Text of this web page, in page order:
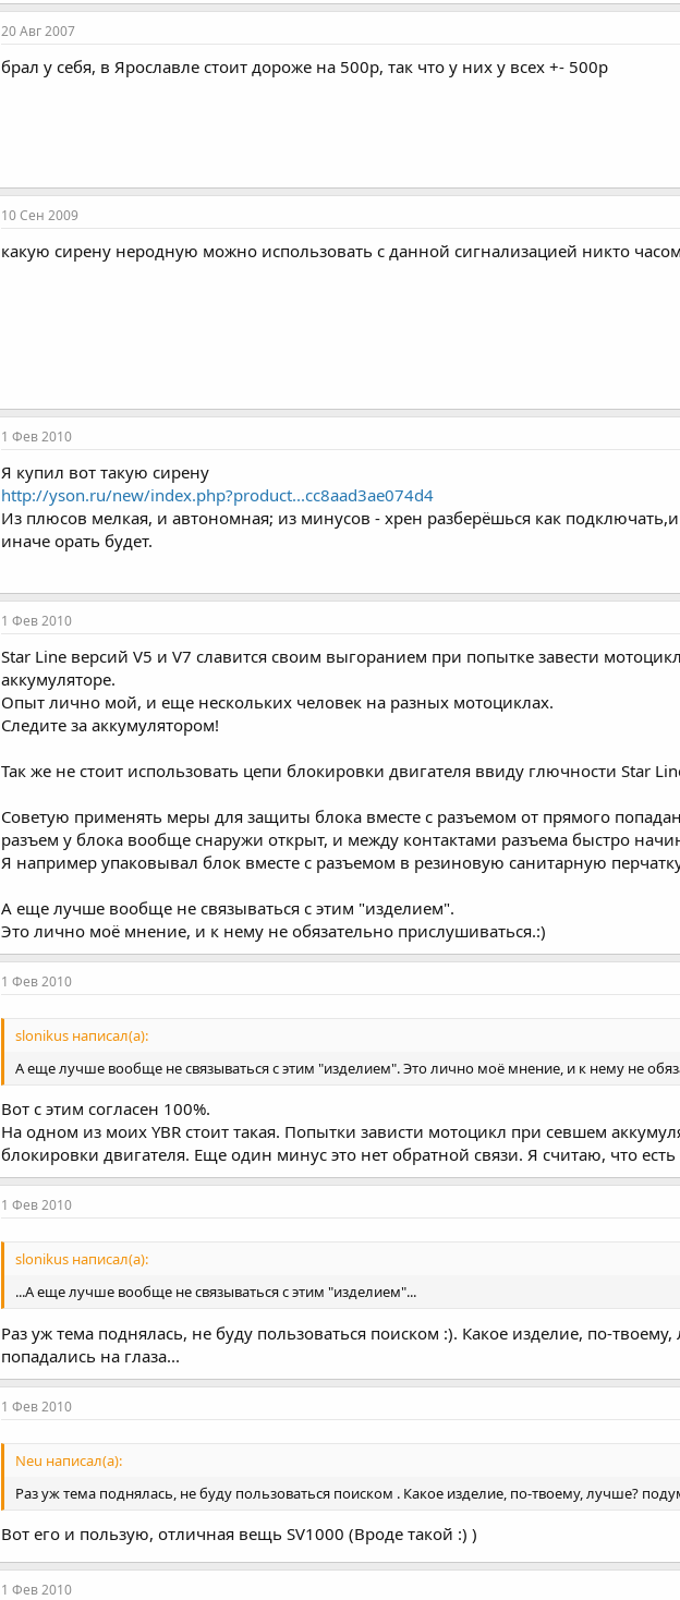
20 Авг 2007
брал у себя, в Ярославле стоит дороже на 500р, так что у них у всех +- 500р
10 Сен 2009
какую сирену неродную можно использовать с данной сигнализацией никто
1 Фев 2010
Я купил вот такую сирену
http://yson.ru/new/index.php?product...cc8aad3ae074d4
Из плюсов мелкая, и автономная; из минусов - хрен разберёшься как
иначе орать будет.
1 Фев 2010
Star Line версий V5 и V7 славится своим выгоранием при попытке завести
аккумуляторе.
Опыт лично мой, и еще нескольких человек на разных мотоциклах.
Следите за аккумулятором!
Так же не стоит использовать цепи блокировки двигателя ввиду глючности Star
Советую применять меры для защиты блока вместе с разъемом от прямого
разъем у блока вообще снаружи открыт, и между контактами разъема быстро
Я например упаковывал блок вместе с разъемом в резиновую санитарную
А еще лучше вообще не связываться с этим "изделием".
Это лично моё мнение, и к нему не обязательно прислушиваться.:)
1 Фев 2010
slonikus написал(а):
А еще лучше вообще не связываться с этим "изделием". Это лично моё мнение, и к нему не
Вот с этим согласен 100%.
На одном из моих YBR стоит такая. Попытки зависти мотоцикл при севшем
блокировки двигателя. Еще один минус это нет обратной связи. Я считаю, что
1 Фев 2010
slonikus написал(а):
...А еще лучше вообще не связываться с этим "изделием"...
Раз уж тема поднялась, не буду пользоваться поиском :). Какое изделие, по-
попадались на глаза...
1 Фев 2010
Neu написал(а):
Раз уж тема поднялась, не буду пользоваться поиском . Какое изделие, по-твоему, лучше?
Вот его и пользую, отличная вещь SV1000 (Вроде такой :) )
1 Фев 2010